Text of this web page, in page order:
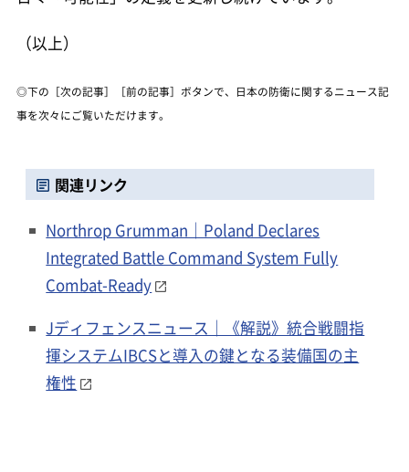
（以上）
◎下の［次の記事］［前の記事］ボタンで、日本の防衛に関するニュース記
事を次々にご覧いただけます。
関連リンク
Northrop Grumman｜Poland Declares
Integrated Battle Command System Fully
Combat-Ready
Jディフェンスニュース｜《解説》統合戦闘指
揮システムIBCSと導入の鍵となる装備国の主
権性